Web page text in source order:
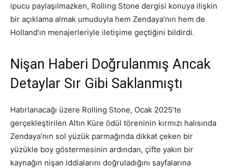
ipucu paylaşılmazken, Rolling Stone dergisi konuya ilişkin
bir açıklama almak umuduyla hem Zendaya’nın hem de
Holland’ın menajerleriyle iletişime geçtiğini bildirdi.
Nişan Haberi Doğrulanmış Ancak
Detaylar Sır Gibi Saklanmıştı
Hatırlanacağı üzere Rolling Stone, Ocak 2025’te
gerçekleştirilen Altın Küre ödül töreninin kırmızı halısında
Zendaya’nın sol yüzük parmağında dikkat çeken bir
yüzükle boy göstermesinin ardından, çifte yakın bir
kaynağın nişan iddialarını doğruladığını sayfalarına